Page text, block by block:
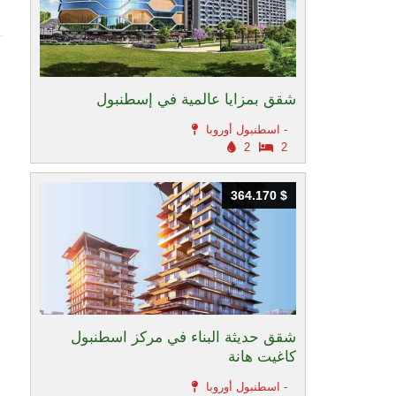
شقق بمزايا عالمية في إسطنبول
اسطنبول أوروبا -
2
2
شقق حديثة البناء في مركز اسطنبول
كاغيت هانة
اسطنبول أوروبا -
364.170 $
364.170 $